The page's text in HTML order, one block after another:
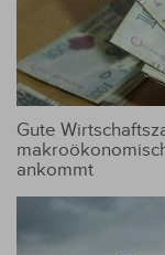
Gute
ankommt